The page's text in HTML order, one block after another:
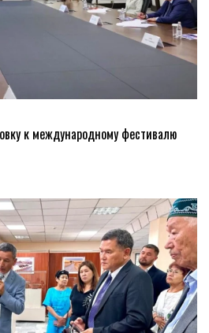
к международному фестивалю